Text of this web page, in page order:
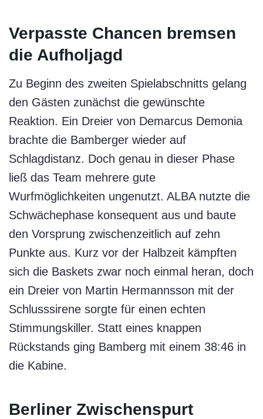
Verpasste Chancen bremsen
die Aufholjagd
Zu Beginn des zweiten Spielabschnitts gelang
den Gästen zunächst die gewünschte
Reaktion. Ein Dreier von Demarcus Demonia
brachte die Bamberger wieder auf
Schlagdistanz. Doch genau in dieser Phase
ließ das Team mehrere gute
Wurfmöglichkeiten ungenutzt. ALBA nutzte die
Schwächephase konsequent aus und baute
den Vorsprung zwischenzeitlich auf zehn
Punkte aus. Kurz vor der Halbzeit kämpften
sich die Baskets zwar noch einmal heran, doch
ein Dreier von Martin Hermannsson mit der
Schlusssirene sorgte für einen echten
Stimmungskiller. Statt eines knappen
Rückstands ging Bamberg mit einem 38:46 in
die Kabine.
Berliner Zwischenspurt